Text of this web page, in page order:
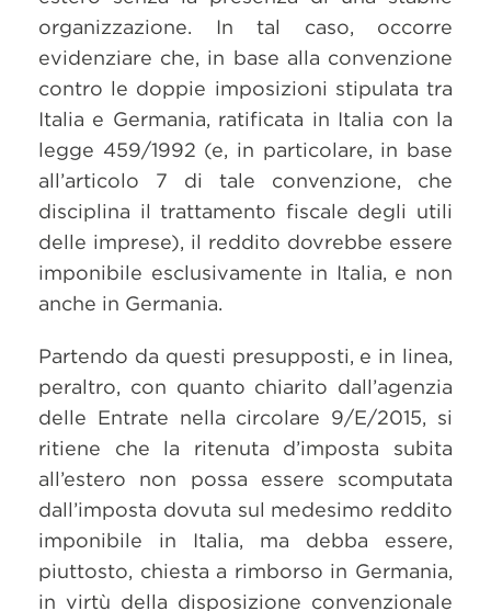
organizzazione. In tal caso, occorre
evidenziare che, in base alla convenzione
contro le doppie imposizioni stipulata tra
Italia e Germania, ratificata in Italia con la
legge 459/1992 (e, in particolare, in base
all’articolo 7 di tale convenzione, che
disciplina il trattamento fiscale degli utili
delle imprese), il reddito dovrebbe essere
imponibile esclusivamente in Italia, e non
anche in Germania.
Partendo da questi presupposti, e in linea,
peraltro, con quanto chiarito dall’agenzia
delle Entrate nella circolare 9/E/2015, si
ritiene che la ritenuta d’imposta subita
all’estero non possa essere scomputata
dall’imposta dovuta sul medesimo reddito
imponibile in Italia, ma debba essere,
piuttosto, chiesta a rimborso in Germania,
in virtù della disposizione convenzionale